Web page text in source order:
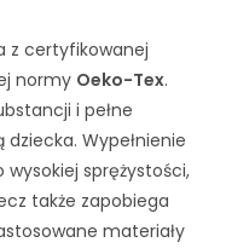
z certyfikowanej
normy Oeko-Tex.
i pełne
Wypełnienie
sprężystości,
także zapobiega
materiały